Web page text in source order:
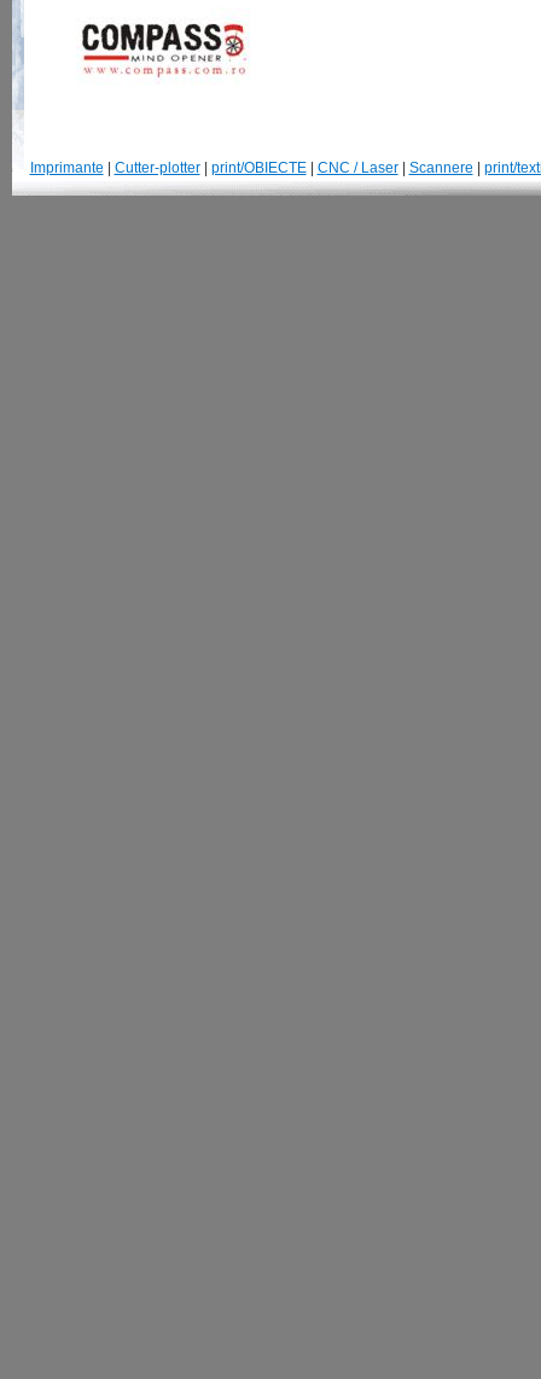
Imprimante Cutter-plotter| print/OBIECTE| CNC / Laser| Scannere print/